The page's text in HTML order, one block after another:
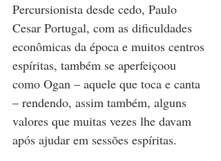
Percursionista desde cedo, Paulo
Cesar Portugal, com as dificuldades
econômicas da época e muitos centros
espíritas, também se aperfeiçoou
como Ogan – aquele que toca e canta
– rendendo, assim também, alguns
valores que muitas vezes lhe davam
após ajudar em sessões espíritas.